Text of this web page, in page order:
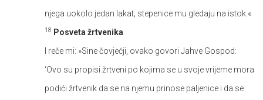
njega uokolo jedan lakat; stepenice mu gledaju na istok.«
18 Posveta žrtvenika
I reče mi: »Sine čovječji, ovako govori Jahve Gospod:
‘Ovo su propisi žrtveni po kojima se u svoje vrijeme mora
podići žrtvenik da se na njemu prinose paljenice i da se